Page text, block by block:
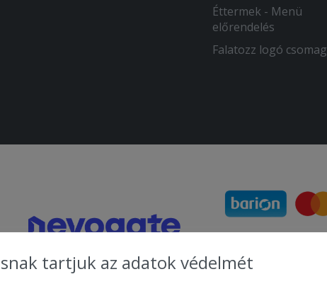
Éttermek - Menü
előrendelés
Falatozz logó csomag
tartjuk az adatok védelmét